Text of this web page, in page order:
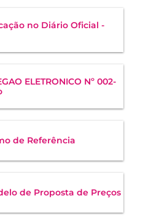
no Diário Oficial -
ELETRONICO Nº 002-
de Referência
de Proposta de Preços